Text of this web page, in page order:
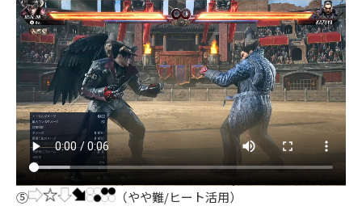
⑤ （やや難/ヒート活用）